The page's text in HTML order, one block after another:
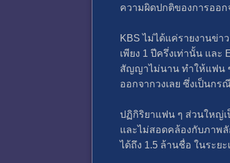
ความผิดปกติของการออก
KBS ไม่ได้แค่รายงานข่
เพียง 1 ปีครึ่งเท่านั้น แล
สัญญาไม่นาน ทำให้แฟน
ออกจากวงเลย ซึ่งเป็นกร
ปฏิกิริยาแฟน ๆ ส่วนใหญ่เ
และไม่สอดคล้องกับภาพ
ได้ถึง 1.5 ล้านชื่อ ในระย